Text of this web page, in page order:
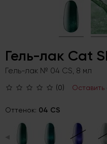
Гель-лак Cat
Гель-лак № 04 CS, 8 мл
(0) Оставить
Оттенок: 04 CS